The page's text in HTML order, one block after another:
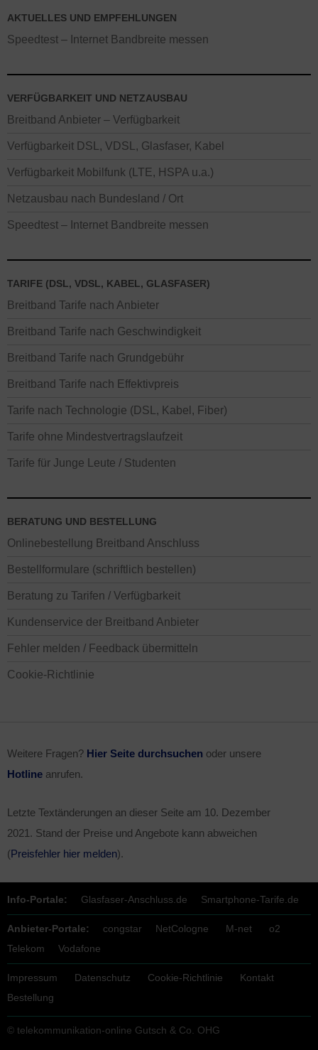
AKTUELLES UND EMPFEHLUNGEN
Speedtest – Internet Bandbreite messen
VERFÜGBARKEIT UND NETZAUSBAU
Breitband Anbieter – Verfügbarkeit
Verfügbarkeit DSL, VDSL, Glasfaser, Kabel
Verfügbarkeit Mobilfunk (LTE, HSPA u.a.)
Netzausbau nach Bundesland / Ort
Speedtest – Internet Bandbreite messen
TARIFE (DSL, VDSL, KABEL, GLASFASER)
Breitband Tarife nach Anbieter
Breitband Tarife nach Geschwindigkeit
Breitband Tarife nach Grundgebühr
Breitband Tarife nach Effektivpreis
Tarife nach Technologie (DSL, Kabel, Fiber)
Tarife ohne Mindestvertragslaufzeit
Tarife für Junge Leute / Studenten
BERATUNG UND BESTELLUNG
Onlinebestellung Breitband Anschluss
Bestellformulare (schriftlich bestellen)
Beratung zu Tarifen / Verfügbarkeit
Kundenservice der Breitband Anbieter
Fehler melden / Feedback übermitteln
Cookie-Richtlinie
Weitere Fragen? Hier Seite durchsuchen oder unsere
Hotline anrufen.
Letzte Textänderungen an dieser Seite am 10. Dezember
2021 . Stand der Preise und Angebote kann abweichen
(Preisfehler hier melden).
Info-Portale: Glasfaser-Anschluss.de Smartphone-Tarife.de
Anbieter-Portale: congstar NetCologne M-net
o2
Telekom
Vodafone
Impressum Datenschutz Cookie-Richtlinie
Kontakt
Bestellung
© telekommunikation-online Gutsch & Co. OHG